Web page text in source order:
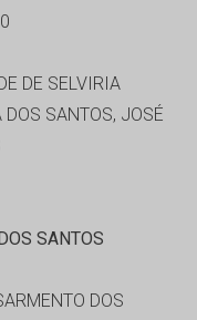
DE SELVIRIA
DOS SANTOS, JOSÉ
SANTOS
DOS